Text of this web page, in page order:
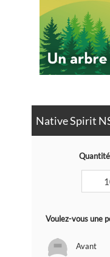
Native Spirit
Voulez-vous une
Avant